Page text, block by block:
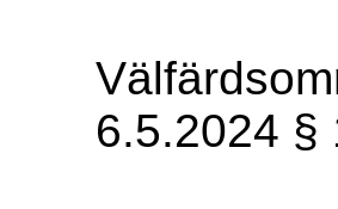
6.5.2024 §